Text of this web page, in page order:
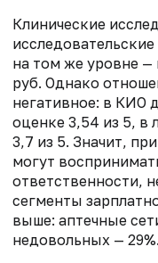
Клинические
на том же уровне —
руб. Однако
негативное: в КИО
оценке 3,54 из 5, в
3,7 из 5. Значит,
могут
ответственности,
сегменты
выше: аптечные
недовольных — 29%.